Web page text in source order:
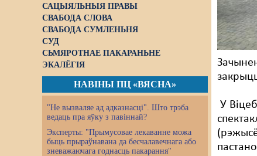
САЦЫЯЛЬНЫЯ ПРАВЫ
СВАБОДА СЛОВА
СВАБОДА СУМЛЕНЬНЯ
СУД
СЬМЯРОТНАЕ ПАКАРАНЬНЕ
ЭКАЛЁГІЯ
НАВІНЫ ПЦ «ВЯСНА»
"Не вызваляе ад адказнасці". Што трэба
ведаць пра яўку з павіннай?
Эксперты: "Прымусовае лекаванне можа
быць прыраўнавана да бесчалавечнага або
зневажаючага годнасць пакарання"
У